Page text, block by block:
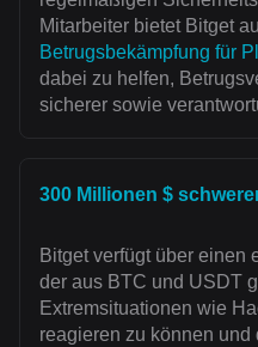
Mitarbeiter bietet Bitget
Betrugsbekämpfung für
dabei zu helfen,
sicherer sowie
300 Millionen $
Bitget verfügt über einen
der aus BTC und USDT
Extremsituationen wie
reagieren zu können